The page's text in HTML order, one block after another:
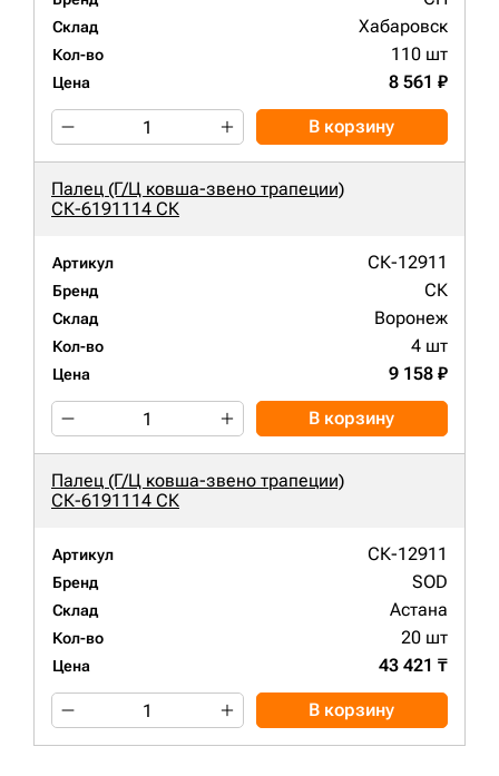
Склад Хабаровск
Кол-во 110 шт
Цена 8 561 ₽
В корзину
Палец (Г/Ц ковша-звено трапеции)
СК-6191114 СК
Артикул СК-12911
Бренд СК
Склад Воронеж
Кол-во 4 шт
Цена 9 158 ₽
В корзину
Палец (Г/Ц ковша-звено трапеции)
СК-6191114 СК
Артикул СК-12911
Бренд SOD
Склад Астана
Кол-во 20 шт
Цена 43 421 ₸
В корзину